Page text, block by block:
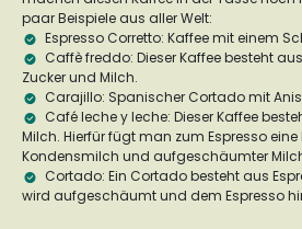
paar Beispiele aus aller Welt:
Espresso Corretto: Kaffee mit einem
Caffè freddo: Dieser Kaffee besteht
Zucker und Milch.
Carajillo: Spanischer Cortado mit
Café leche y leche: Dieser Kaffee
Milch. Hierfür fügt man zum Espresso
Kondensmilch und aufgeschäumter
Cortado: Ein Cortado besteht aus
wird aufgeschäumt und dem Espresso